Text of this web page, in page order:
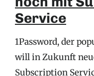
Service
1Password, der
will in Zukunft
Subscription